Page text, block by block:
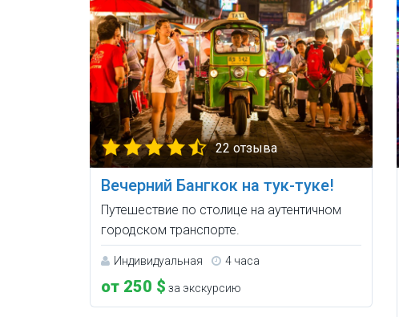
22 отзыва
Вечерний Бангкок на тук-туке!
Путешествие по столице на аутентичном
городском транспорте.
Индивидуальная 4 часа
от 250 $ за экскурсию